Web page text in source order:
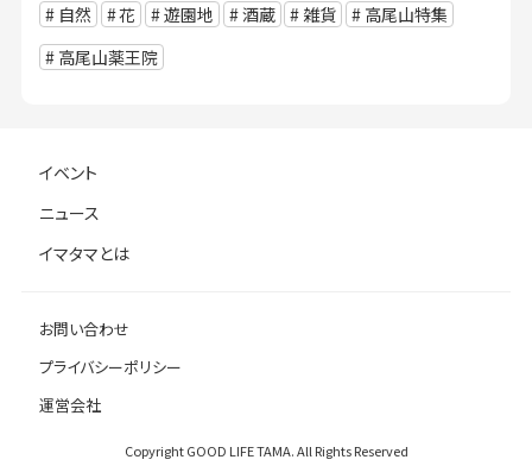
自然
花 遊園地 酒蔵 雑貨
高尾山特集
高尾山薬王院
イベント
ニュース
イマタマとは
お問い合わせ
プライバシーポリシー
運営会社
Copyright GOOD LIFE TAMA. All Rights Reserved